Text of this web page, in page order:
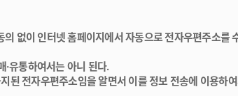
없이 인터넷 홈페이지에서 자동으로 전자우편주소를
유통하여서는 아니 된다.
된 전자우편주소임을 알면서 이를 정보 전송에 이용하